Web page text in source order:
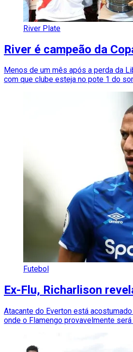
River Plate
River é campeão da
Menos de um mês após a perda da
com que clube esteja no pote 1 do
Futebol
Ex-Flu, Richarlison
Atacante do Everton está
onde o Flamengo provavelmente